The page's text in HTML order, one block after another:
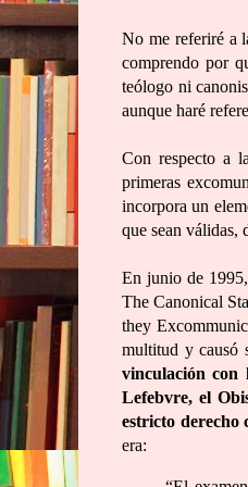
No me referiré a
comprendo por
teólogo ni
aunque haré
Con respecto a
primeras
incorpora un
que sean válidas,
En junio de
The Canonical
they
multitud y causó
vinculación con
Lefebvre, el
estricto derecho
era: